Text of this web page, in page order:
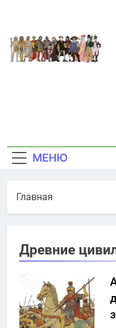
содержимому
МЕНЮ
Главная
Древние